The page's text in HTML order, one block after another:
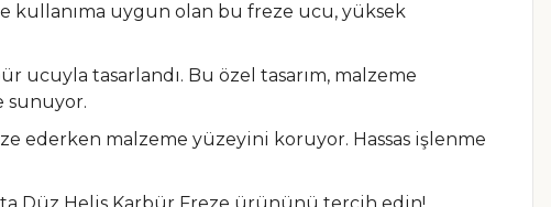
kullanıma uygun olan bu freze ucu, yüksek
tasarlandı. Bu özel tasarım, malzeme
sunuyor.
ederken malzeme yüzeyini koruyor. Hassas işlenme